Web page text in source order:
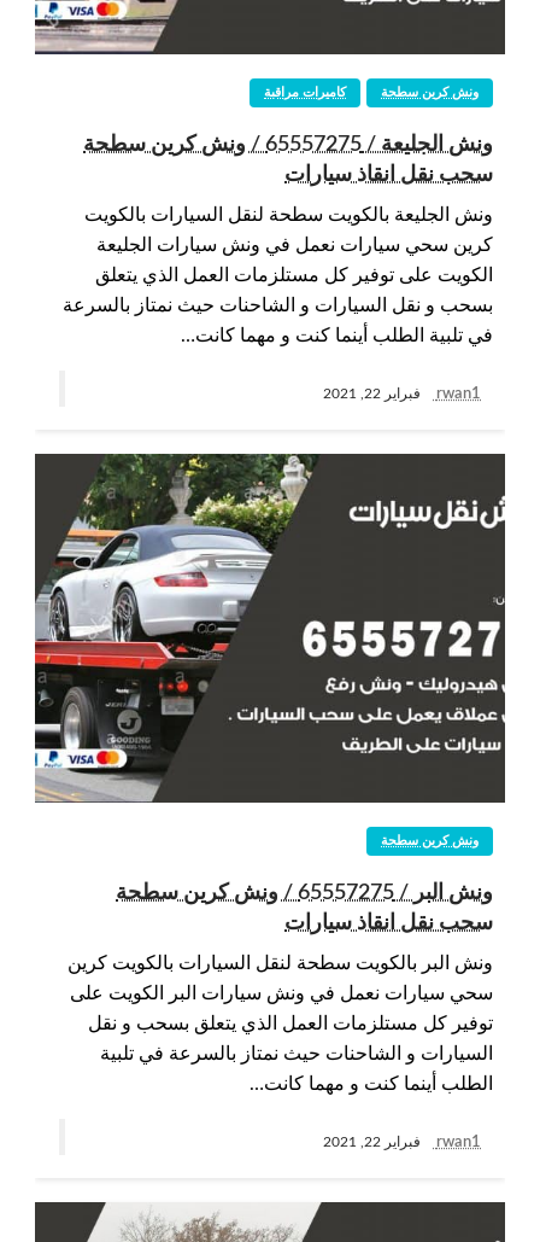
كاميرات مراقبة ونش كرين سطحة
ونش الجليعة / 65557275 / ونش كرين سطحة
سحب نقل انقاذ سيارات
ونش الجليعة بالكويت سطحة لنقل السيارات بالكويت
كرين سحي سيارات نعمل في ونش سيارات الجليعة
الكويت على توفير كل مستلزمات العمل الذي يتعلق
بسحب و نقل السيارات و الشاحنات حيث نمتاز بالسرعة
في تلبية الطلب أينما كنت و مهما كانت…
rwan1 فبراير 22, 2021
ونش كرين سطحة
ونش البر / 65557275 / ونش كرين سطحة
سحب نقل انقاذ سيارات
ونش البر بالكويت سطحة لنقل السيارات بالكويت كرين
سحي سيارات نعمل في ونش سيارات البر الكويت على
توفير كل مستلزمات العمل الذي يتعلق بسحب و نقل
السيارات و الشاحنات حيث نمتاز بالسرعة في تلبية
الطلب أينما كنت و مهما كانت…
rwan1 فبراير 22, 2021